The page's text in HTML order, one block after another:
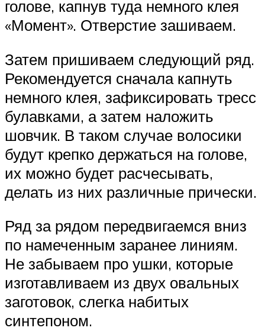
голове, капнув туда немного клея
«Момент». Отверстие зашиваем.
Затем пришиваем следующий ряд.
Рекомендуется сначала капнуть
немного клея, зафиксировать тресс
булавками, а затем наложить
шовчик. В таком случае волосики
будут крепко держаться на голове,
их можно будет расчесывать,
делать из них различные прически.
Ряд за рядом передвигаемся вниз
по намеченным заранее линиям.
Не забываем про ушки, которые
изготавливаем из двух овальных
заготовок, слегка набитых
синтепоном.